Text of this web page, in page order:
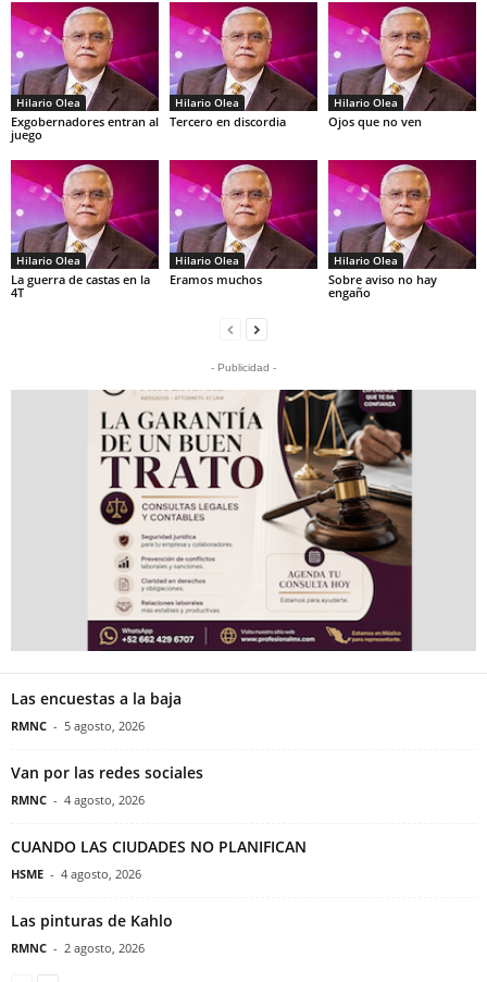
Hilario Olea
Exgobernadores entran al
juego
Hilario Olea
Tercero en discordia
Hilario Olea
Ojos que no ven
Hilario Olea
La guerra de castas en la
4T
Hilario Olea
Eramos muchos
Hilario Olea
Sobre aviso no hay
engaño
- Publicidad -
Las encuestas a la baja
RMNC - 5 agosto, 2026
Van por las redes sociales
RMNC - 4 agosto, 2026
CUANDO LAS CIUDADES NO PLANIFICAN
HSME - 4 agosto, 2026
Las pinturas de Kahlo
RMNC - 2 agosto, 2026